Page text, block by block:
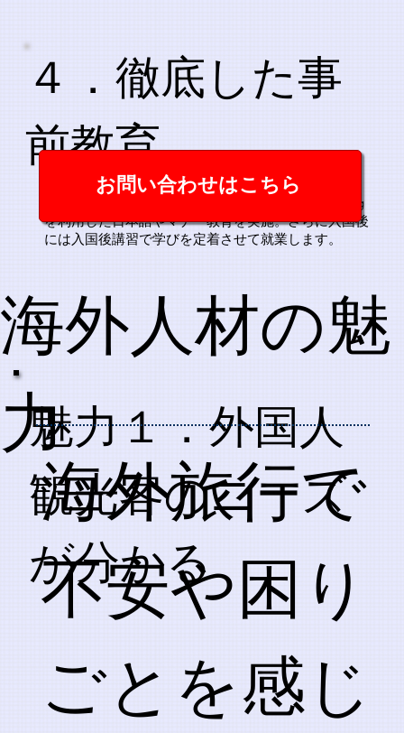
POHでは宿泊分野での活躍を目指す方に、e-learning
を利用した日本語やマナー教育を実施。​さらに入国後
には入国後講習で学びを定着させて就業します。
４．徹底した事
前教育
お問い合わせはこちら
​海外人材の魅
力
​魅力１．外国人
観光客のニーズ
が分かる
海外旅行で
不安や困り
ごとを感じ